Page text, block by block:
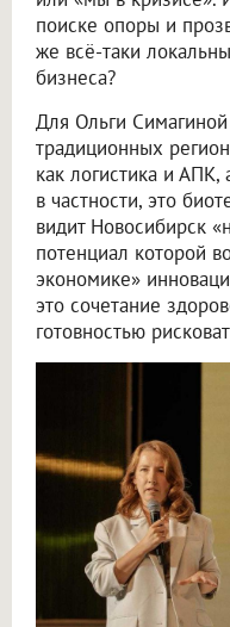
поиске опоры и
же всё-таки
бизнеса?
Для Ольги
традиционных
как логистика и
в частности, это
видит Новосибирск
потенциал которой
экономике»
это сочетание
готовностью